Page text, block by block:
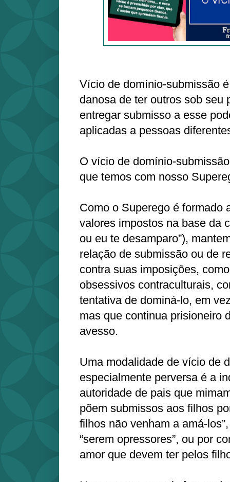
Vício de domínio-submissão
danosa de ter outros sob seu
entregar submisso a esse
aplicadas a pessoas
O vício de domínio-
que temos com nosso
Como o Superego é formado
valores impostos na base da
ou eu te desamparo”),
relação de submissão ou de
contra suas imposições,
obsessivos contraculturais,
tentativa de dominá-lo, em
mas que continua prisioneiro
avesso.
Uma modalidade de vício de
especialmente perversa é a
autoridade de pais que
põem submissos aos filhos
filhos não venham a amá-
“serem opressores”, ou por
amor que devem ter pelos